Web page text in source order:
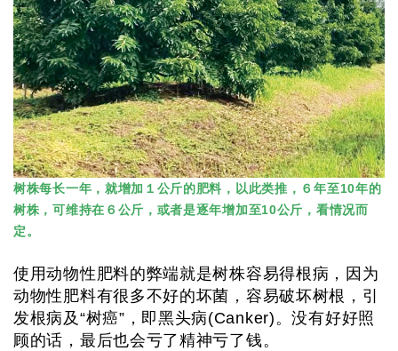
树株每长一年，就增加１公斤的肥料，以此类推，６年至10年的
树株，可维持在６公斤，或者是逐年增加至10公斤，看情况而
定。
使用动物性肥料的弊端就是树株容易得根病，因为
动物性肥料有很多不好的坏菌，容易破坏树根，引
发根病及“树癌”，即黑头病(Canker)。没有好好照
顾的话，最后也会亏了精神亏了钱。